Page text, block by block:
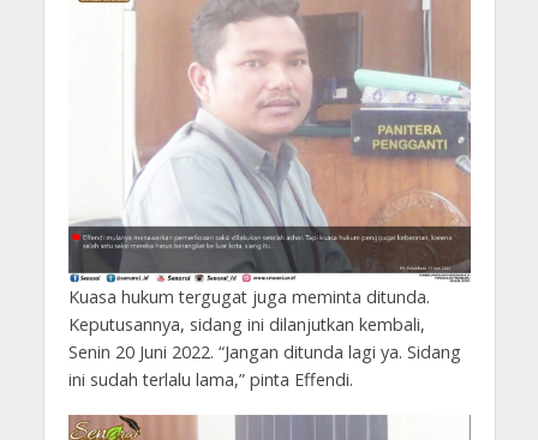
Kuasa hukum tergugat juga meminta ditunda.
Keputusannya, sidang ini dilanjutkan kembali,
Senin 20 Juni 2022. “Jangan ditunda lagi ya. Sidang
ini sudah terlalu lama,” pinta Effendi.